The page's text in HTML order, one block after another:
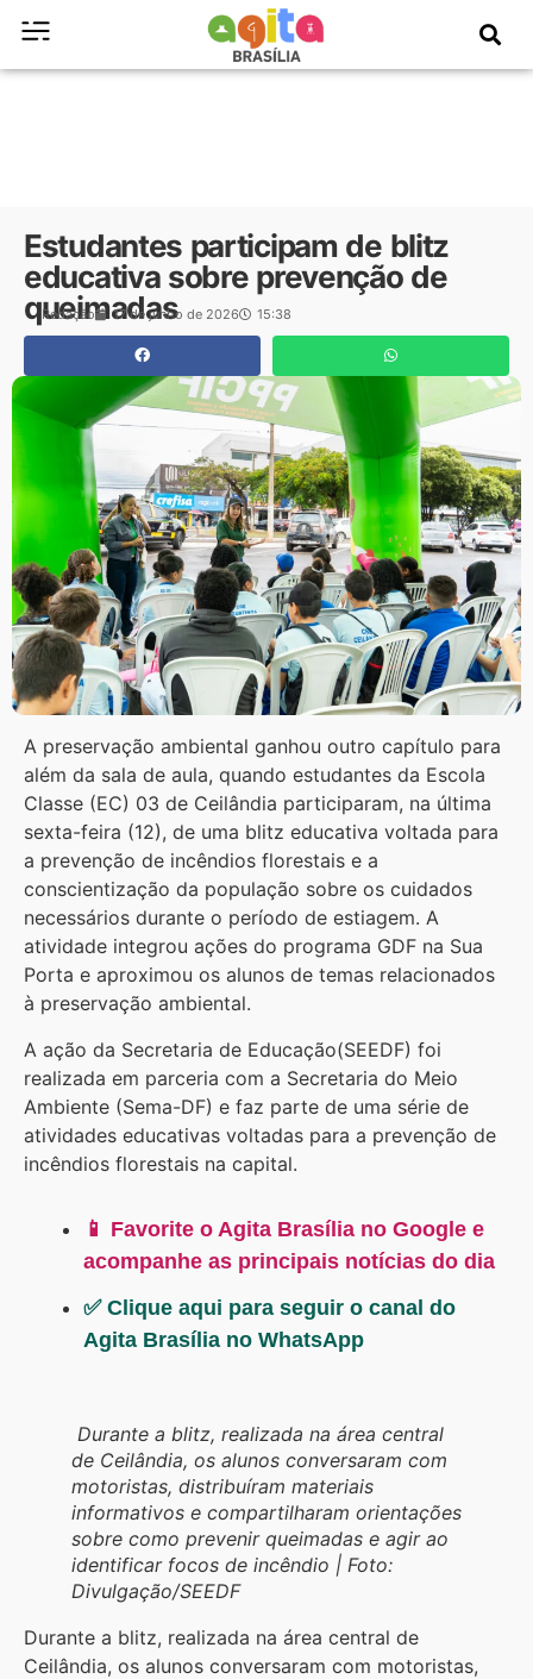
Estudantes participam de blitz
educativa sobre prevenção de
queimadas
Redação 17 de junho de 2026 15:38
A preservação ambiental ganhou outro capítulo para
além da sala de aula, quando estudantes da Escola
Classe (EC) 03 de Ceilândia participaram, na última
sexta-feira (12), de uma blitz educativa voltada para
a prevenção de incêndios florestais e a
conscientização da população sobre os cuidados
necessários durante o período de estiagem. A
atividade integrou ações do programa GDF na Sua
Porta e aproximou os alunos de temas relacionados
à preservação ambiental.
A ação da Secretaria de Educação(SEEDF) foi
realizada em parceria com a Secretaria do Meio
Ambiente (Sema-DF) e faz parte de uma série de
atividades educativas voltadas para a prevenção de
incêndios florestais na capital.
📱 Favorite o Agita Brasília no Google e
acompanhe as principais notícias do dia
✅ Clique aqui para seguir o canal do
Agita Brasília no WhatsApp
Durante a blitz, realizada na área central
de Ceilândia, os alunos conversaram com
motoristas, distribuíram materiais
informativos e compartilharam orientações
sobre como prevenir queimadas e agir ao
identificar focos de incêndio | Foto:
Divulgação/SEEDF
Durante a blitz, realizada na área central de
Ceilândia, os alunos conversaram com motoristas,